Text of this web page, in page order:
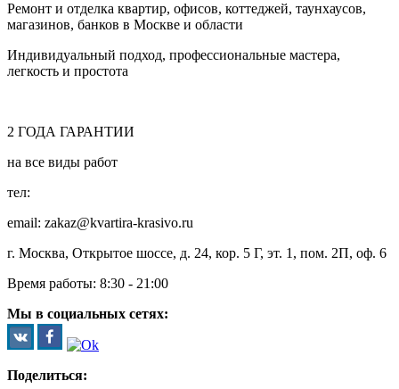
Ремонт и отделка квартир, офисов, коттеджей, таунхаусов,
магазинов, банков в Москве и области
Индивидуальный подход, профессиональные мастера,
легкость и простота
2 ГОДА ГАРАНТИИ
на все виды работ
тел:
email: zakaz@kvartira-krasivo.ru
г. Москва, Открытое шоссе, д. 24, кор. 5 Г, эт. 1, пом. 2П, оф. 6
Время работы: 8:30 - 21:00
Мы в социальных сетях:
Поделиться: